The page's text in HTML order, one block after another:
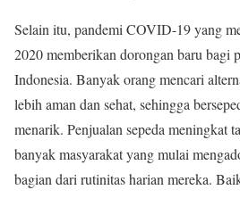
Selain itu, pandemi COVID-19 yang
2020 memberikan dorongan baru bagi
Indonesia. Banyak orang mencari
lebih aman dan sehat, sehingga
menarik. Penjualan sepeda meningkat
banyak masyarakat yang mulai
bagian dari rutinitas harian mereka.